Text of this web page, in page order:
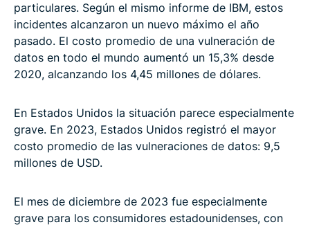
particulares. Según el mismo informe de IBM, estos
incidentes alcanzaron un nuevo máximo el año
pasado. El costo promedio de una vulneración de
datos en todo el mundo aumentó un 15,3% desde
2020, alcanzando los 4,45 millones de dólares.
En Estados Unidos la situación parece especialmente
grave. En 2023, Estados Unidos registró el mayor
costo promedio de las vulneraciones de datos: 9,5
millones de USD.
El mes de diciembre de 2023 fue especialmente
grave para los consumidores estadounidenses, con